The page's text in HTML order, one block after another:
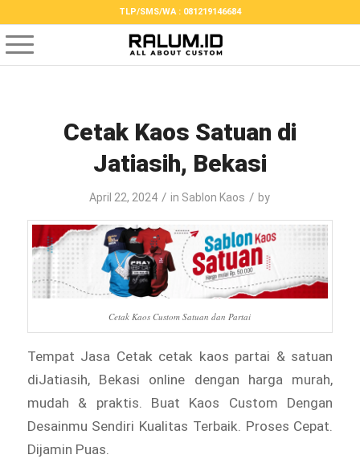
TLP/SMS/WA : 081219146684
Cetak Kaos Satuan di
Jatiasih, Bekasi
April 22, 2024 / in Sablon Kaos / by
Cetak Kaos Custom Satuan dan Partai
Tempat Jasa Cetak cetak kaos partai & satuan
diJatiasih, Bekasi online dengan harga murah,
mudah & praktis. Buat Kaos Custom Dengan
Desainmu Sendiri Kualitas Terbaik. Proses Cepat.
Dijamin Puas.